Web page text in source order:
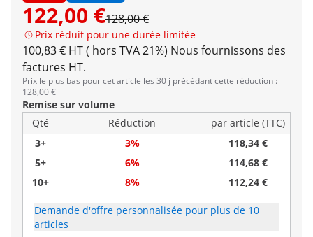
122,00 €128,00 €
Prix réduit pour une durée limitée
100,83 € HT ( hors TVA 21%) Nous fournissons des
factures HT.
Prix le plus bas pour cet article les 30 j précédant cette réduction :
128,00 €
Remise sur volume
Qté
Réduction
par article (TTC)
3+
3%
118,34 €
5+
6%
114,68 €
10+
8% 112,24 €
Demande d'offre personnalisée pour plus de 10
articles